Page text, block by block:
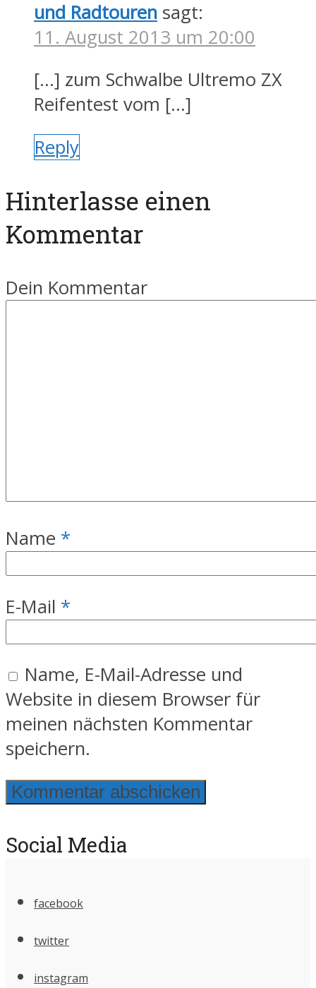
und Radtouren sagt:
11. August 2013 um 20:00
[…] zum Schwalbe Ultremo ZX
Reifentest vom […]
Reply
Hinterlasse einen
Kommentar
Dein Kommentar
Name *
E-Mail *
Name, E-Mail-Adresse und
Website in diesem Browser für
meinen nächsten Kommentar
speichern.
Social Media
facebook
twitter
instagram